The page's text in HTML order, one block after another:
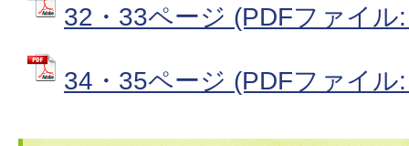
32・33ページ (PDFファイル
34・35ページ (PDFファイル